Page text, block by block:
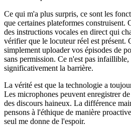
Ce qui m'a plus surpris, ce sont les
que certaines plateformes construisent.
des instructions vocales en direct qui
vérifier que le locuteur réel est présent.
simplement uploader vos épisodes de
sans permission. Ce n'est pas infaillible,
significativement la barrière.
La vérité est que la technologie a
Les microphones peuvent enregistrer
des discours haineux. La différence
pensons à l'éthique de manière
seul me donne de l'espoir.